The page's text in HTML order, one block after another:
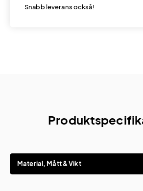
Snabb leverans också!
Material, Mått & Vikt